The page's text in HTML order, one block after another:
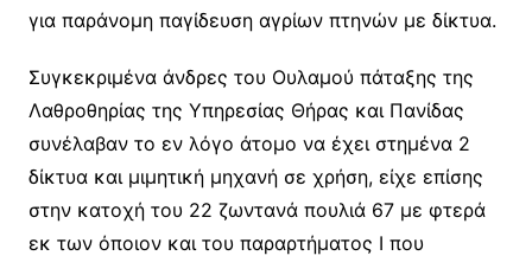
για παράνομη παγίδευση αγρίων πτηνών με δίκτυα.
Συγκεκριμένα άνδρες του Ουλαμού πάταξης της
Λαθροθηρίας της Υπηρεσίας Θήρας και Πανίδας
συνέλαβαν το εν λόγο άτομο να έχει στημένα 2
δίκτυα και μιμητική μηχανή σε χρήση, είχε επίσης
στην κατοχή του 22 ζωντανά πουλιά 67 με φτερά
εκ των όποιον και του παραρτήματος Ι που